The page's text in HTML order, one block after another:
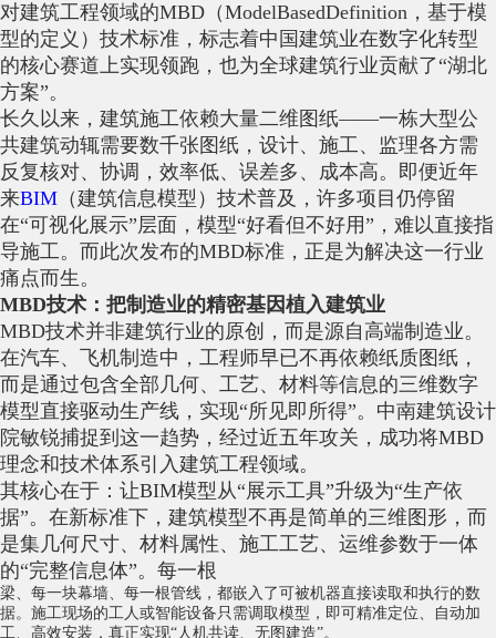
对建筑工程领域的MBD（ModelBasedDefinition，基于模
型的定义）技术标准，标志着中国建筑业在数字化转型
的核心赛道上实现领跑，也为全球建筑行业贡献了“湖北
方案”。
长久以来，建筑施工依赖大量二维图纸——一栋大型公
共建筑动辄需要数千张图纸，设计、施工、监理各方需
反复核对、协调，效率低、误差多、成本高。即便近年
来BIM （建筑信息模型）技术普及，许多项目仍停留
在“可视化展示”层面，模型“好看但不好用”，难以直接指
导施工。而此次发布的MBD标准，正是为解决这一行业
痛点而生。
MBD技术：把制造业的精密基因植入建筑业
MBD技术并非建筑行业的原创，而是源自高端制造业。
在汽车、飞机制造中，工程师早已不再依赖纸质图纸，
而是通过包含全部几何、工艺、材料等信息的三维数字
模型直接驱动生产线，实现“所见即所得”。中南建筑设计
院敏锐捕捉到这一趋势，经过近五年攻关，成功将MBD
理念和技术体系引入建筑工程领域。
其核心在于：让BIM模型从“展示工具”升级为“生产依
据”。在新标准下，建筑模型不再是简单的三维图形，而
是集几何尺寸、材料属性、施工工艺、运维参数于一体
的“完整信息体”。每一根
梁、每一块幕墙、每一根管线 ，都嵌入了可被机器直接读取和执行的数
据。施工现场的工人或智能设备只需调取模型，即可精准定位、自动加
工、高效安装，真正实现“人机共读、无图建造”。